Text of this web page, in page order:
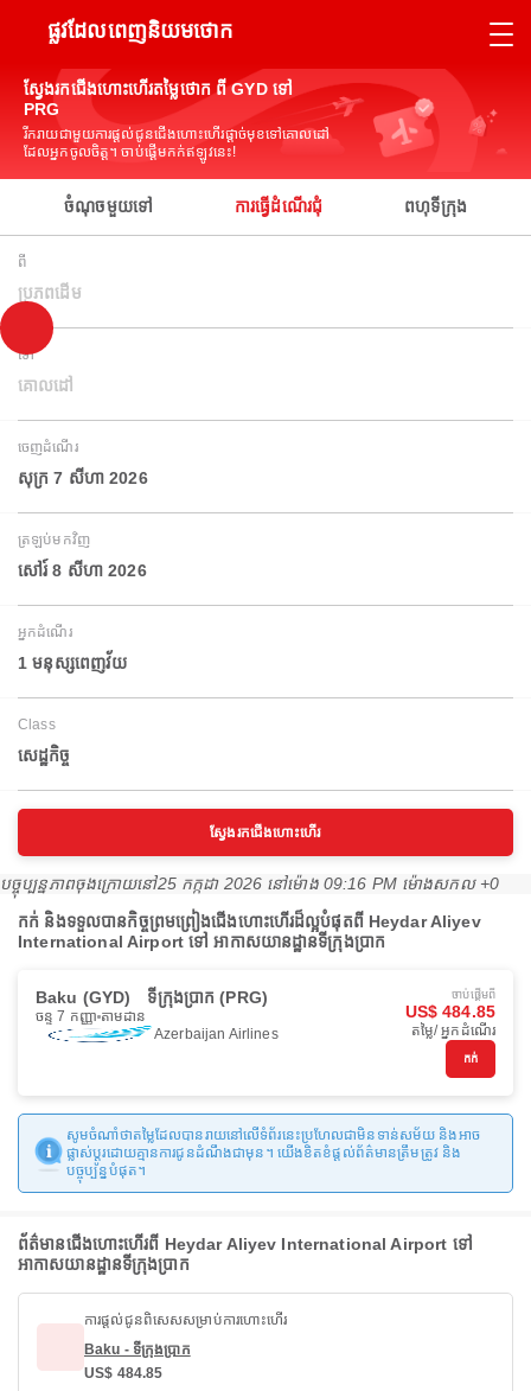
ផ្លូវដែលពេញនិយមថោក
ស្វែងរកជើងហោះហើរតម្លៃថោក ពី GYD ទៅ
PRG
រីករាយជាមួយការផ្តល់ជូនជើងហោះហើរផ្តាច់មុខទៅគោលដៅ
ដែលអ្នកចូលចិត្ត។ ចាប់ផ្តើមកក់ឥឡូវនេះ!
ចំណុចមួយទៅ ការធ្វើដំណើរជុំ ពហុទីក្រុង
ពី
ប្រភពដើម
ទៅ
គោលដៅ
ចេញដំណើរ
សុក្រ 7 សីហា 2026
ត្រឡប់មកវិញ
សៅរ៍ 8 សីហា 2026
អ្នកដំណើរ
1 មនុស្សពេញវ័យ
Class
សេដ្ឋកិច្ច
ស្វែងរកជើងហោះហើរ
បច្ចុប្បន្នភាពចុងក្រោយនៅ25 កក្កដា 2026 នៅ​ម៉ោង 09:16 PM ម៉ោង​សកល +0
កក់ និងទទួលបានកិច្ចព្រមព្រៀងជើងហោះហើរដ៏ល្អបំផុតពី Heydar Aliyev
International Airport ទៅ អាកាសយានដ្ឋានទីក្រុងប្រាក
Baku (GYD) ទីក្រុងប្រាក (PRG)
ចន្ទ 7 កញ្ញា តាមដាន
Azerbaijan Airlines
ចាប់ផ្ដើមពី
US$ 484.85
តម្លៃ/ អ្នកដំណើរ
កក់
សូមចំណាំថាតម្លៃដែលបានរាយនៅលើទំព័រនេះប្រហែលជាមិនទាន់សម័យ និងអាច
ផ្លាស់ប្តូរដោយគ្មានការជូនដំណឹងជាមុន។ យើងខិតខំផ្តល់ព័ត៌មានត្រឹមត្រូវ និង
បច្ចុប្បន្នបំផុត។
ព័ត៌មានជើងហោះហើរពី Heydar Aliyev International Airport ទៅ
អាកាសយានដ្ឋានទីក្រុងប្រាក
ការផ្តល់ជូនពិសេសសម្រាប់ការហោះហើរ
Baku - ទីក្រុងប្រាក
US$ 484.85